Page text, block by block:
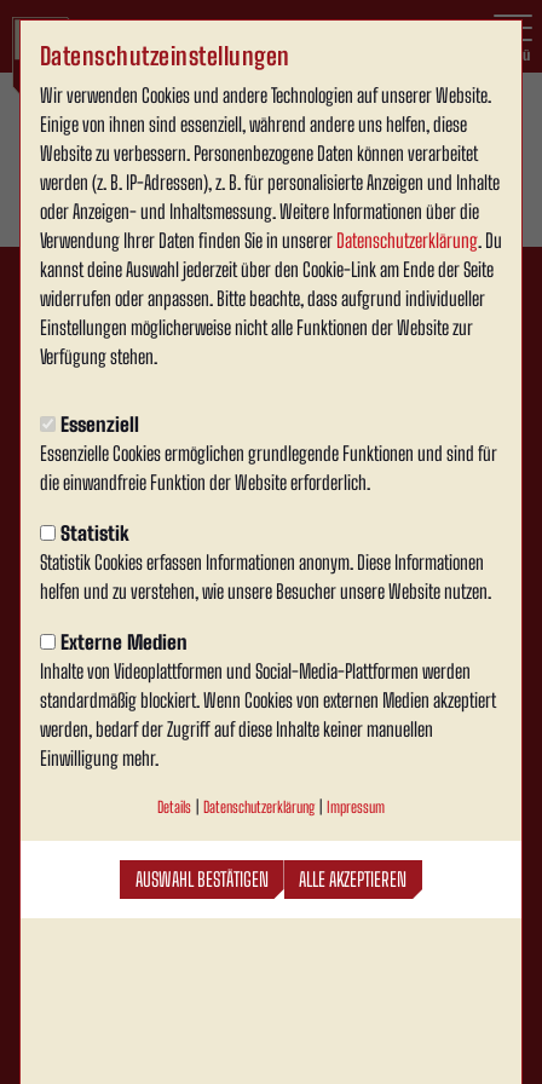
Datenschutzeinstellungen
Wir verwenden Cookies und andere Technologien auf unserer Website.
Einige von ihnen sind essenziell, während andere uns helfen, diese
Website zu verbessern. Personenbezogene Daten können verarbeitet
werden (z. B. IP-Adressen), z. B. für personalisierte Anzeigen und Inhalte
oder Anzeigen- und Inhaltsmessung. Weitere Informationen über die
Verwendung Ihrer Daten finden Sie in unserer Datenschutzerklärung. Du
kannst deine Auswahl jederzeit über den Cookie-Link am Ende der Seite
widerrufen oder anpassen. Bitte beachte, dass aufgrund individueller
Einstellungen möglicherweise nicht alle Funktionen der Website zur
Verfügung stehen.
Essenziell
Essenzielle Cookies ermöglichen grundlegende Funktionen und sind für
die einwandfreie Funktion der Website erforderlich.
Statistik
Statistik Cookies erfassen Informationen anonym. Diese Informationen
helfen und zu verstehen, wie unsere Besucher unsere Website nutzen.
Externe Medien
Inhalte von Videoplattformen und Social-Media-Plattformen werden
standardmäßig blockiert. Wenn Cookies von externen Medien akzeptiert
werden, bedarf der Zugriff auf diese Inhalte keiner manuellen
Einwilligung mehr.
Details Datenschutzerklärung Impressum
AUSWAHL BESTÄTIGEN ALLE AKZEPTIEREN
Menü